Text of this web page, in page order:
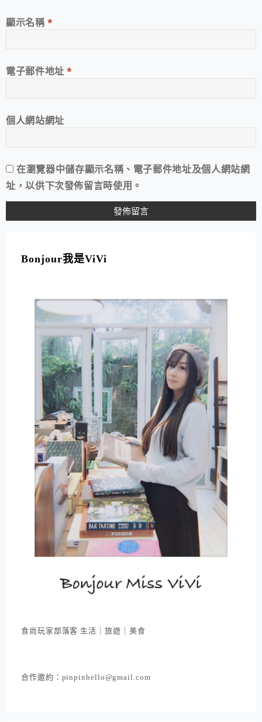
顯示名稱*
電子郵件地址*
個人網站網址
在瀏覽器中儲存顯示名稱、電子郵件地址及個人網站網
址，以供下次發佈留言時使用。
Bonjour我是ViVi
食尚玩家部落客 生活｜旅遊｜美食
合作邀約：pinpinhello@gmail.com